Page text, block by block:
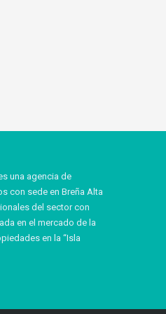
una agencia de
con sede en Breña Alta
del sector con
en el mercado de la
en la “Isla